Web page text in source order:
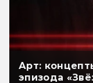
Арт:
эпизода